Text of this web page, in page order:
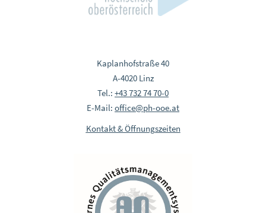
Kaplanhofstraße 40
A-4020 Linz
Tel.: +43 732 74 70-0
E-Mail: office@ph-ooe.at
Kontakt & Öffnungszeiten